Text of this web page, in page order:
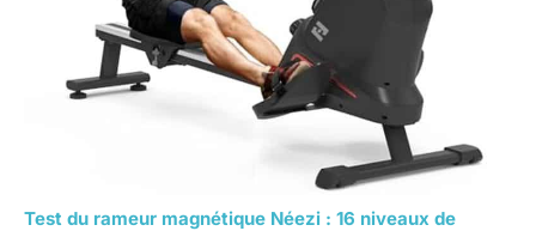
Test du rameur magnétique Néezi : 16 niveaux de